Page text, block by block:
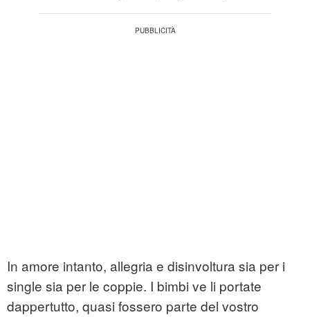
In amore intanto, allegria e disinvoltura sia per i
single sia per le coppie. I bimbi ve li portate
dappertutto, quasi fossero parte del vostro